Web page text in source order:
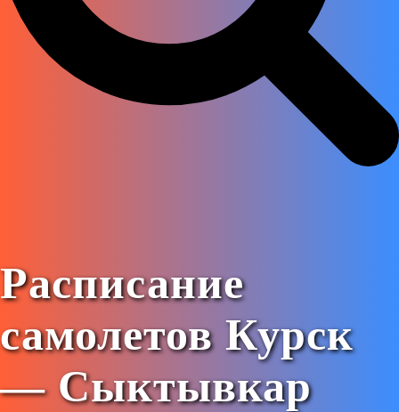
Расписание
самолетов Курск
— Сыктывкар